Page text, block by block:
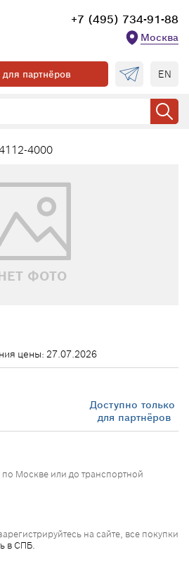
+7 (495) 734-91-88
Москва
для партнёров EN
4000
ФОТО
цены: 27.07.2026
Доступно только
для партнёров
по Москве или до транспортной
на сайте, все покупки
в СПБ.